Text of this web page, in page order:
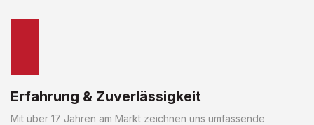
Erfahrung & Zuverlässigkeit
Mit über 17 Jahren am Markt zeichnen uns umfassende